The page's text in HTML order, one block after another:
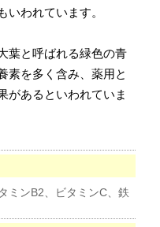
いわれています。
葉と呼ばれる緑色の青
素を多く含み、薬用と
があるといわれていま
ミンB2、ビタミンC、鉄